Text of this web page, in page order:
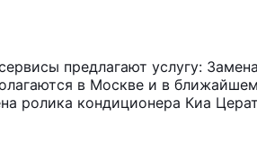
предлагают услугу:
в Москве и в
ролика кондиционера Киа